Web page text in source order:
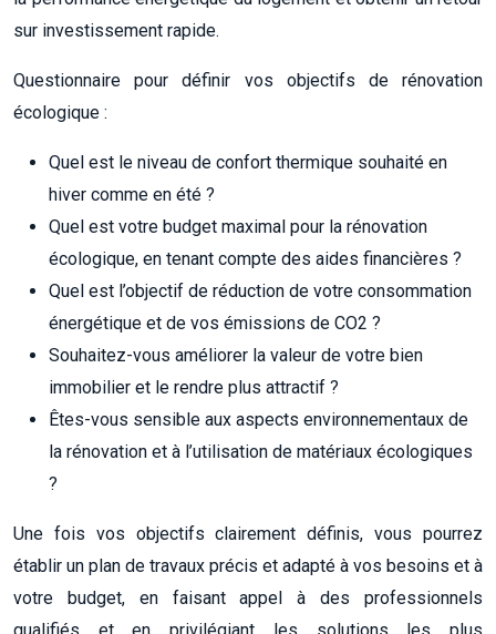
sur investissement rapide.
Questionnaire pour définir vos objectifs de rénovation
écologique :
Quel est le niveau de confort thermique souhaité en
hiver comme en été ?
Quel est votre budget maximal pour la rénovation
écologique, en tenant compte des aides financières ?
Quel est l’objectif de réduction de votre consommation
énergétique et de vos émissions de CO2 ?
Souhaitez-vous améliorer la valeur de votre bien
immobilier et le rendre plus attractif ?
Êtes-vous sensible aux aspects environnementaux de
la rénovation et à l’utilisation de matériaux écologiques
?
Une fois vos objectifs clairement définis, vous pourrez
établir un plan de travaux précis et adapté à vos besoins et à
votre budget, en faisant appel à des professionnels
qualifiés et en privilégiant les solutions les plus